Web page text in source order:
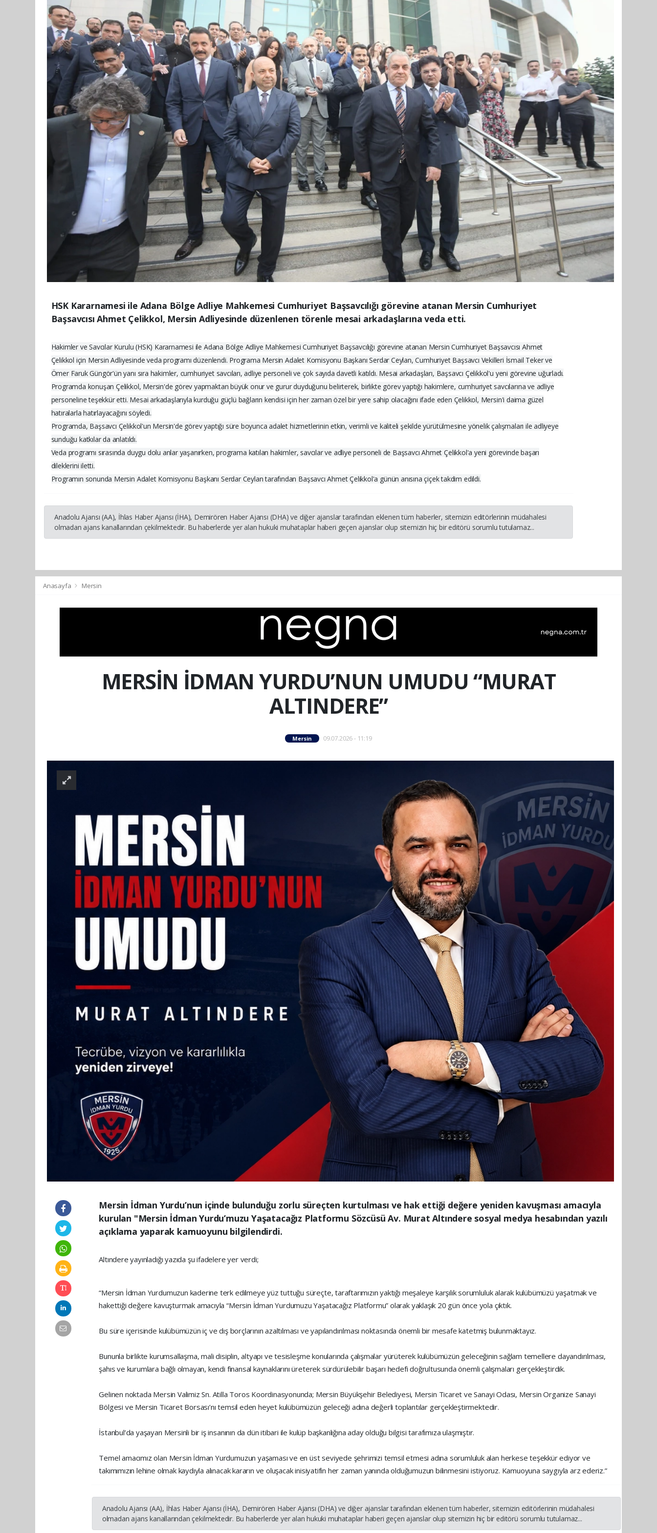
HSK Kararnamesi ile Adana Bölge Adliye Mahkemesi Cumhuriyet Başsavcılığı görevine atanan Mersin Cumhuriyet
Başsavcısı Ahmet Çelikkol, Mersin Adliyesinde düzenlenen törenle mesai arkadaşlarına veda etti.
Hakimler ve Savcılar Kurulu (HSK) Kararnamesi ile Adana Bölge Adliye Mahkemesi Cumhuriyet Başsavcılığı görevine atanan Mersin Cumhuriyet Başsavcısı Ahmet
Çelikkol için Mersin Adliyesinde veda programı düzenlendi. Programa Mersin Adalet Komisyonu Başkanı Serdar Ceylan, Cumhuriyet Başsavcı Vekilleri İsmail Teker ve
Ömer Faruk Güngör'ün yanı sıra hakimler, cumhuriyet savcıları, adliye personeli ve çok sayıda davetli katıldı. Mesai arkadaşları, Başsavcı Çelikkol'u yeni görevine uğurladı.
Programda konuşan Çelikkol, Mersin'de görev yapmaktan büyük onur ve gurur duyduğunu belirterek, birlikte görev yaptığı hakimlere, cumhuriyet savcılarına ve adliye
personeline teşekkür etti. Mesai arkadaşlarıyla kurduğu güçlü bağların kendisi için her zaman özel bir yere sahip olacağını ifade eden Çelikkol, Mersin'i daima güzel
hatıralarla hatırlayacağını söyledi.
Programda, Başsavcı Çelikkol'un Mersin'de görev yaptığı süre boyunca adalet hizmetlerinin etkin, verimli ve kaliteli şekilde yürütülmesine yönelik çalışmaları ile adliyeye
sunduğu katkılar da anlatıldı.
Veda programı sırasında duygu dolu anlar yaşanırken, programa katılan hakimler, savcılar ve adliye personeli de Başsavcı Ahmet Çelikkol'a yeni görevinde başarı
dileklerini iletti.
Programın sonunda Mersin Adalet Komisyonu Başkanı Serdar Ceylan tarafından Başsavcı Ahmet Çelikkol'a günün anısına çiçek takdim edildi.
Anadolu Ajansı (AA), İhlas Haber Ajansı (İHA), Demirören Haber Ajansı (DHA) ve diğer ajanslar tarafından eklenen tüm haberler, sitemizin editörlerinin müdahalesi
olmadan ajans kanallarından çekilmektedir. Bu haberlerde yer alan hukuki muhataplar haberi geçen ajanslar olup sitemizin hiç bir editörü sorumlu tutulamaz...
Anasayfa Mersin
MERSİN İDMAN YURDU’NUN UMUDU “MURAT
ALTINDERE”
Mersin 09.07.2026 - 11:19
Mersin İdman Yurdu’nun içinde bulunduğu zorlu süreçten kurtulması ve hak ettiği değere yeniden kavuşması amacıyla
kurulan "Mersin İdman Yurdu’muzu Yaşatacağız Platformu Sözcüsü Av. Murat Altındere sosyal medya hesabından yazılı
açıklama yaparak kamuoyunu bilgilendirdi.
Altındere yayınladığı yazıda şu ifadelere yer verdi;
“Mersin İdman Yurdumuzun kaderine terk edilmeye yüz tuttuğu süreçte, taraftarımızın yaktığı meşaleye karşılık sorumluluk alarak kulübümüzü yaşatmak ve
hakettiği değere kavuşturmak amacıyla “Mersin İdman Yurdumuzu Yaşatacağız Platformu” olarak yaklaşık 20 gün önce yola çıktık.
Bu süre içerisinde kulübümüzün iç ve dış borçlarının azaltılması ve yapılandırılması noktasında önemli bir mesafe katetmiş bulunmaktayız.
Bununla birlikte kurumsallaşma, mali disiplin, altyapı ve tesisleşme konularında çalışmalar yürüterek kulübümüzün geleceğinin sağlam temellere dayandırılması,
şahıs ve kurumlara bağlı olmayan, kendi finansal kaynaklarını üreterek sürdürülebilir başarı hedefi doğrultusunda önemli çalışmaları gerçekleştirdik.
Gelinen noktada Mersin Valimiz Sn. Atilla Toros Koordinasyonunda; Mersin Büyükşehir Belediyesi, Mersin Ticaret ve Sanayi Odası, Mersin Organize Sanayi
Bölgesi ve Mersin Ticaret Borsası’nı temsil eden heyet kulübümüzün geleceği adına değerli toplantılar gerçekleştirmektedir.
İstanbul’da yaşayan Mersinli bir iş insanının da dün itibari ile kulüp başkanlığına aday olduğu bilgisi tarafımıza ulaşmıştır.
Temel amacımız olan Mersin İdman Yurdumuzun yaşaması ve en üst seviyede şehrimizi temsil etmesi adına sorumluluk alan herkese teşekkür ediyor ve
takımımızın lehine olmak kaydıyla alınacak kararın ve oluşacak inisiyatifin her zaman yanında olduğumuzun bilinmesini istiyoruz. Kamuoyuna saygıyla arz ederiz.”
Anadolu Ajansı (AA), İhlas Haber Ajansı (İHA), Demirören Haber Ajansı (DHA) ve diğer ajanslar tarafından eklenen tüm haberler, sitemizin editörlerinin müdahalesi
olmadan ajans kanallarından çekilmektedir. Bu haberlerde yer alan hukuki muhataplar haberi geçen ajanslar olup sitemizin hiç bir editörü sorumlu tutulamaz...